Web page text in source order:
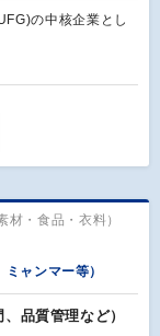
の中核企業とし
・食品・衣料）
ャンマー等）
品質管理など）